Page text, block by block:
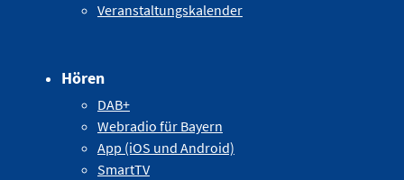
Veranstaltungskalender
Hören
DAB+
Webradio für Bayern
App (iOS und Android)
SmartTV